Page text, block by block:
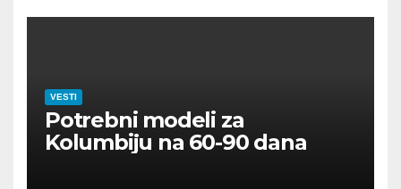
VESTI
Potrebni modeli za
Kolumbiju na 60-90 dana